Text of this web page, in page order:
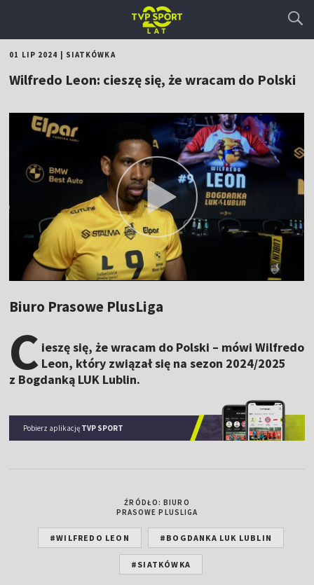
01 LIP 2024 SIATKÓWKA
Wilfredo Leon: cieszę się, że wracam do Polski
Biuro Prasowe PlusLiga
C ieszę się, że wracam do Polski – mówi Wilfredo
Leon, który związał się na sezon 2024/2025
z Bogdanką LUK Lublin.
Pobierz aplikację TVP SPORT
ŹRÓDŁO: BIURO
PRASOWE PLUSLIGA
#WILFREDO LEON #BOGDANKA LUK LUBLIN
#SIATKÓWKA